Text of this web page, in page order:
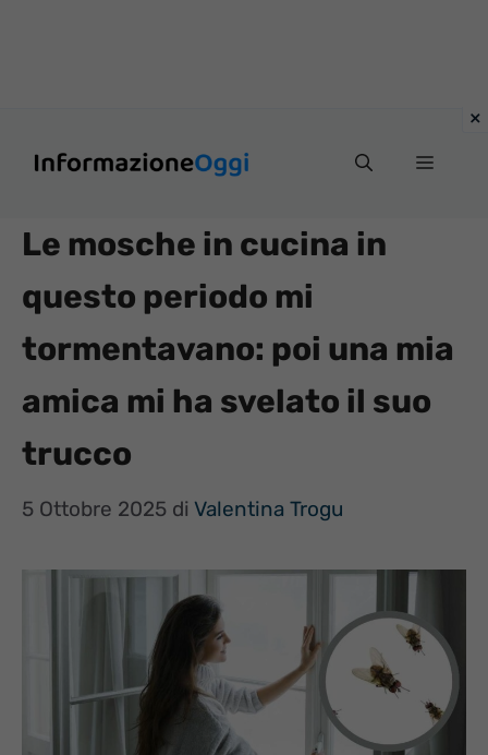
Menu
Le mosche in cucina in
questo periodo mi
tormentavano: poi una mia
amica mi ha svelato il suo
trucco
5 Ottobre 2025 di Valentina Trogu